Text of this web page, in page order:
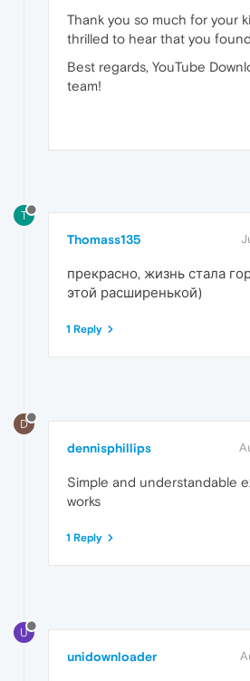
Thank you so much for your
thrilled to hear that you
Best regards, YouTube
team!
T
Thomass135
прекрасно, жизнь стала
этой расширенькой)
1 Reply
D
dennisphillips
Simple and understandable
works
1 Reply
U
unidownloader